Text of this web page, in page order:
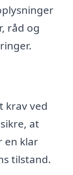
råd og
krav ved
at
en klar
tilstand.